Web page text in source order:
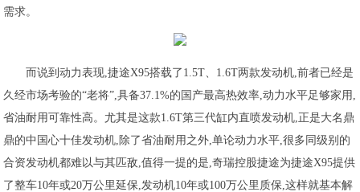
需求。
而说到动力表现,捷途X95搭载了1.5T、1.6T两款发动机,前者已经是
久经市场考验的“老将”,具备37.1%的国产最高热效率,动力水平足够家用,
省油耐用可靠性高。尤其是这款1.6T第三代缸内直喷发动机,正是大名鼎
鼎的中国心十佳发动机,除了省油耐用之外,单论动力水平,很多同级别的
合资发动机都难以与其匹敌,值得一提的是,奇瑞控股捷途为捷途X95提供
了整车10年或20万公里延保,发动机10年或100万公里质保,这样就基本解